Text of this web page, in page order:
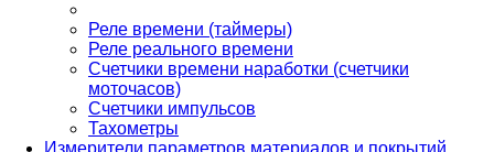
Реле времени (таймеры)
Реле реального времени
Счетчики времени наработки (счетчики
моточасов)
Счетчики импульсов
Тахометры
Измерители параметров материалов и покрытий